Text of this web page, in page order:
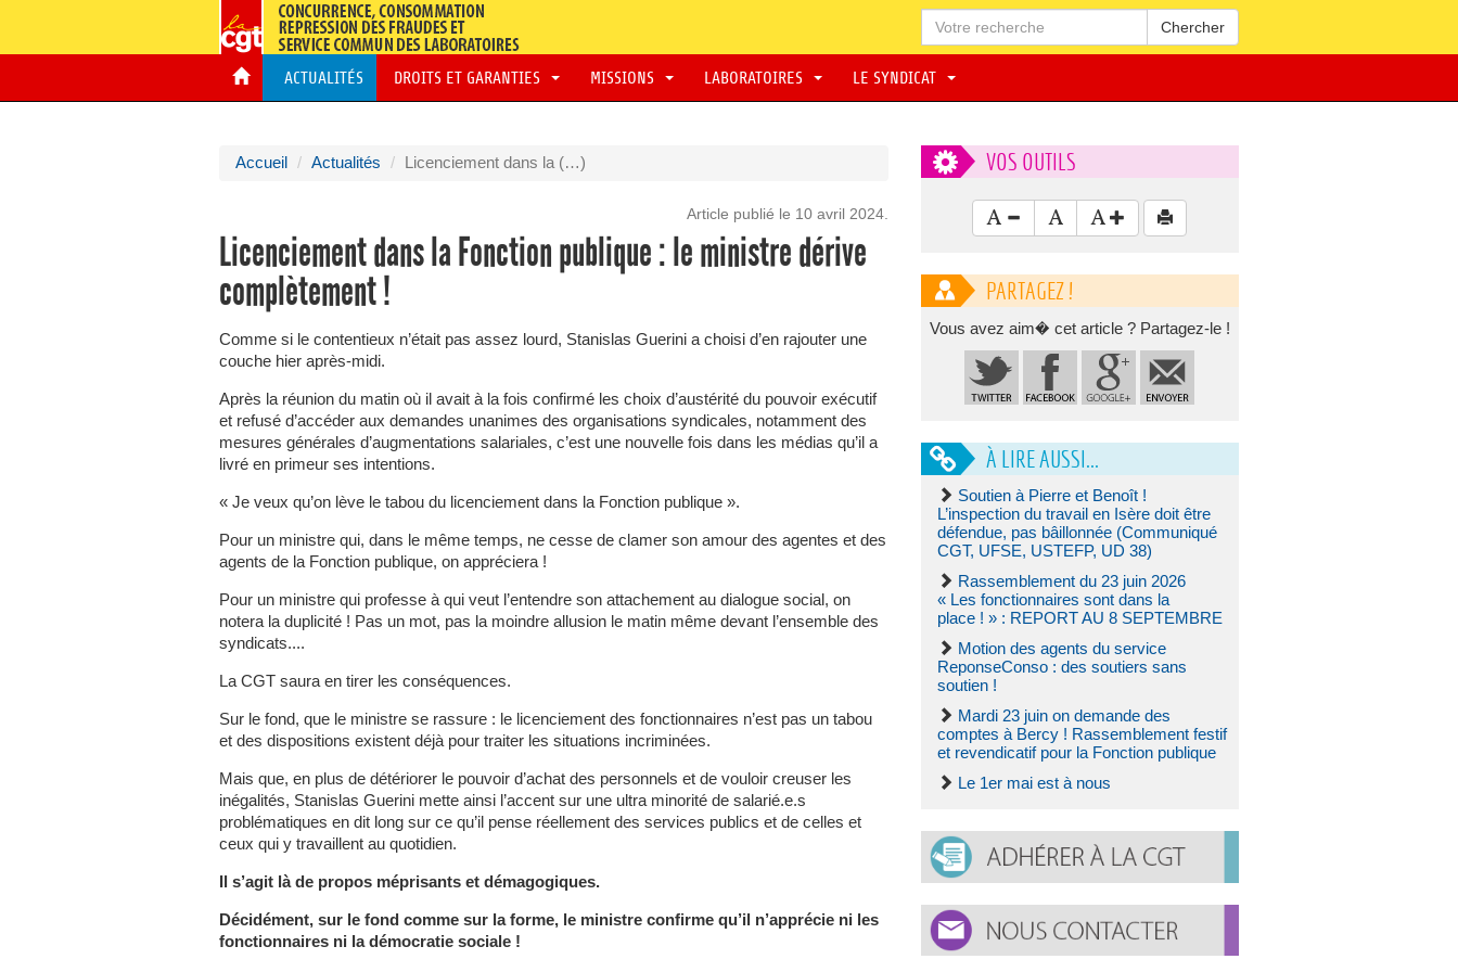
Chercher
ACTUALITÉS DROITS ET GARANTIES MISSIONS LABORATOIRES LE SYNDICAT
Accueil Actualités Licenciement dans la (…)
Article publié le 10 avril 2024.
Licenciement dans la Fonction publique : le ministre dérive
complètement !
Comme si le contentieux n’était pas assez lourd, Stanislas Guerini a choisi d’en rajouter une
couche hier après-midi.
Après la réunion du matin où il avait à la fois confirmé les choix d’austérité du pouvoir exécutif
et refusé d’accéder aux demandes unanimes des organisations syndicales, notamment des
mesures générales d’augmentations salariales, c’est une nouvelle fois dans les médias qu’il a
livré en primeur ses intentions.
« Je veux qu’on lève le tabou du licenciement dans la Fonction publique ».
Pour un ministre qui, dans le même temps, ne cesse de clamer son amour des agentes et des
agents de la Fonction publique, on appréciera !
Pour un ministre qui professe à qui veut l’entendre son attachement au dialogue social, on
notera la duplicité ! Pas un mot, pas la moindre allusion le matin même devant l’ensemble des
syndicats....
La CGT saura en tirer les conséquences.
Sur le fond, que le ministre se rassure : le licenciement des fonctionnaires n’est pas un tabou
et des dispositions existent déjà pour traiter les situations incriminées.
Mais que, en plus de détériorer le pouvoir d’achat des personnels et de vouloir creuser les
inégalités, Stanislas Guerini mette ainsi l’accent sur une ultra minorité de salarié.e.s
problématiques en dit long sur ce qu’il pense réellement des services publics et de celles et
ceux qui y travaillent au quotidien.
Il s’agit là de propos méprisants et démagogiques.
Décidément, sur le fond comme sur la forme, le ministre confirme qu’il n’apprécie ni les
fonctionnaires ni la démocratie sociale !
VOS OUTILS
PARTAGEZ !
Vous avez aim� cet article ? Partagez-le !
À LIRE AUSSI...
Soutien à Pierre et Benoît !
L’inspection du travail en Isère doit être
défendue, pas bâillonnée (Communiqué
CGT, UFSE, USTEFP, UD 38)
Rassemblement du 23 juin 2026
« Les fonctionnaires sont dans la
place ! » : REPORT AU 8 SEPTEMBRE
Motion des agents du service
ReponseConso : des soutiers sans
soutien !
Mardi 23 juin on demande des
comptes à Bercy ! Rassemblement festif
et revendicatif pour la Fonction publique
Le 1er mai est à nous